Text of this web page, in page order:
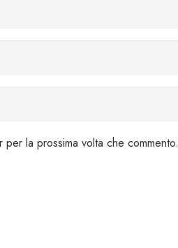
la prossima volta che commento.